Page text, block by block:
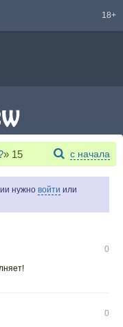
18+
» 15 с начала
нужно войти или
0
0